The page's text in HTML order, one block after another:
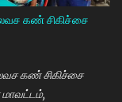
அவசியம் என்பதில்
புதுமைப்பெண்
மாணவர்க...
கண் சிகிச்சை
கண் சிகிச்சை